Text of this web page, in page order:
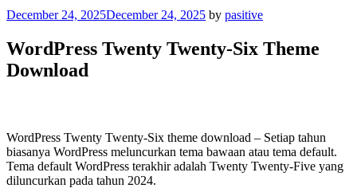
Posted
December 24, 2025December 24, 2025 by pasitive
WordPress Twenty Twenty-Six Theme
Download
WordPress Twenty Twenty-Six theme download – Setiap tahun
biasanya WordPress meluncurkan tema bawaan atau tema default.
Tema default WordPress terakhir adalah Twenty Twenty-Five yang
diluncurkan pada tahun 2024.